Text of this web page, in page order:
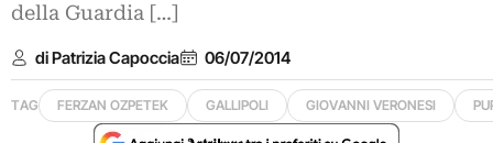
della Guardia […]
di Patrizia Capoccia 06/07/2014
TAG FERZAN OZPETEK GALLIPOLI GIOVANNI VERONESI